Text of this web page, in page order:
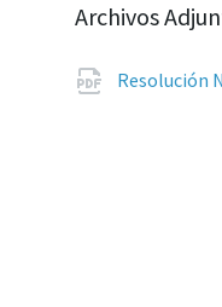
Archivos
Resolución